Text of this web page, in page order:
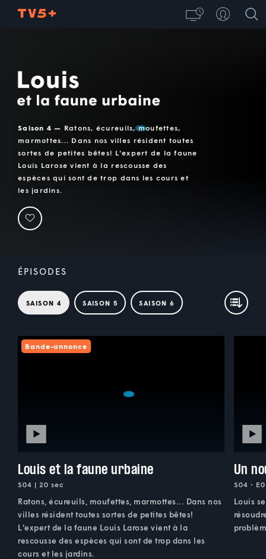
Saison 4 — Ratons, écureuils, moufettes,
marmottes... Dans nos villes résident toutes
sortes de petites bêtes! L'expert de la faune
Louis Larose vient à la rescousse des
espèces qui sont de trop dans les cours et
les jardins.
ÉPISODES
SAISON 4 SAISON 5 SAISON 6
Bande-annonce
Louis et la faune urbaine
S04 | 20 sec
Ratons, écureuils, moufettes, marmottes... Dans nos
villes résident toutes sortes de petites bêtes!
L'expert de la faune Louis Larose vient à la
rescousse des espèces qui sont de trop dans les
cours et les jardins.
Un
S04 •
Louis